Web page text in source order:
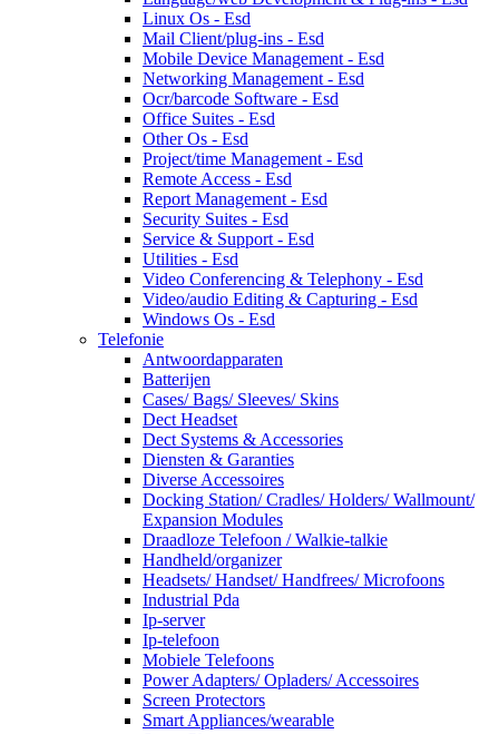
Linux Os - Esd
Mail Client/plug-ins - Esd
Mobile Device Management - Esd
Networking Management - Esd
Ocr/barcode Software - Esd
Office Suites - Esd
Other Os - Esd
Project/time Management - Esd
Remote Access - Esd
Report Management - Esd
Security Suites - Esd
Service & Support - Esd
Utilities - Esd
Video Conferencing & Telephony - Esd
Video/audio Editing & Capturing - Esd
Windows Os - Esd
Telefonie
Antwoordapparaten
Batterijen
Cases/ Bags/ Sleeves/ Skins
Dect Headset
Dect Systems & Accessories
Diensten & Garanties
Diverse Accessoires
Docking Station/ Cradles/ Holders/ Wallmount/
Expansion Modules
Draadloze Telefoon / Walkie-talkie
Handheld/organizer
Headsets/ Handset/ Handfrees/ Microfoons
Industrial Pda
Ip-server
Ip-telefoon
Mobiele Telefoons
Power Adapters/ Opladers/ Accessoires
Screen Protectors
Smart Appliances/wearable